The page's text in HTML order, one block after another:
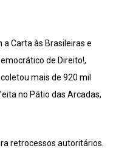
Carta às Brasileiras e
de Direito!,
mais de 920 mil
no Pátio das Arcadas,
retrocessos autoritários.